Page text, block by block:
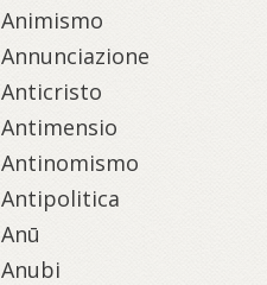
Animismo
Annunciazione
Anticristo
Antimensio
Antinomismo
Antipolitica
Anū
Anubi